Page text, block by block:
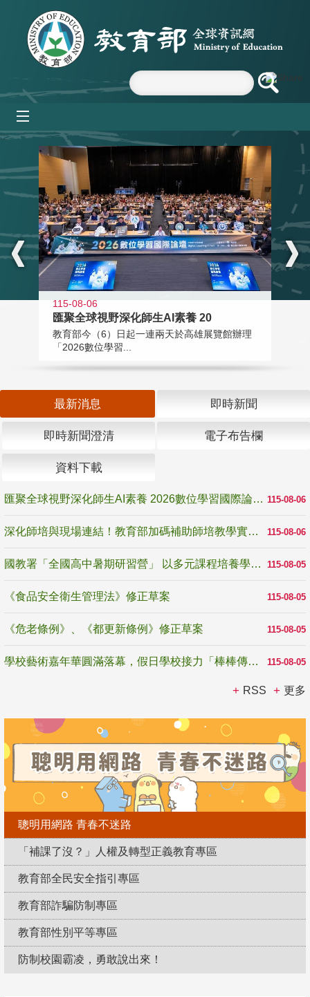
跳到主要內容區塊
:::
115-08-06
匯聚全球視野深化師生AI素養 20
教育部今（6）日起一連兩天於高雄展覽館辦理
「2026數位學習...
最新消息 即時新聞
即時新聞澄清 電子布告欄
資料下載
115-08-06
匯聚全球視野深化師生AI素養 2026數位學習國際論壇高雄登場
115-08-06
深化師培與現場連結！教育部加碼補助師培教學實踐研究 10月師培國際研討會交流教學實踐經驗
115-08-05
國教署「全國高中暑期研習營」 以多元課程培養學生瞭解誠信專業與倫理價值
115-08-05
《食品安全衛生管理法》修正草案
115-08-05
《危老條例》、《都更新條例》修正草案
115-08-05
學校藝術嘉年華圓滿落幕，假日學校接力「棒棒傳美感」
RSS 更多
聰明用網路 青春不迷路
「補課了沒？」人權及轉型正義教育專區
教育部全民安全指引專區
教育部詐騙防制專區
教育部性別平等專區
防制校園霸凌，勇敢說出來！